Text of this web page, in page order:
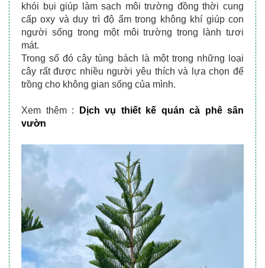
khói bụi giúp làm sạch môi trường đồng thời cung
cấp oxy và duy trì độ ẩm trong không khí giúp con
người sống trong một môi trường trong lành tươi
mát.
Trong số đó cây tùng bách là một trong những loại
cây rất được nhiều người yêu thích và lựa chọn để
trồng cho không gian sống của mình.
Xem thêm :
Dịch vụ thiết kế quán cà phê sân
vườn